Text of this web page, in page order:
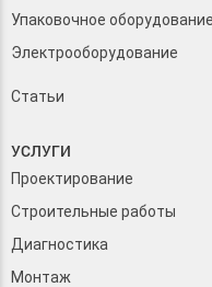
Упаковочное оборудование
Электрооборудование
Статьи
УСЛУГИ
Проектирование
Строительные работы
Диагностика
Монтаж